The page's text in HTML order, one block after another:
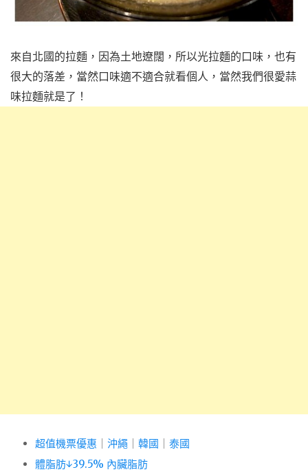
來自北國的拉麵，因為土地遼闊，所以光拉麵的口味，也有
很大的落差，當然口味適不適合就看個人，當然我們很愛蒜
味拉麵就是了！
超值機票優惠 沖繩 韓國
泰國
體脂肪↓39.5% 內臟脂肪